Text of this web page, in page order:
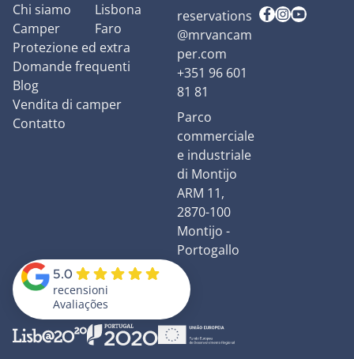
Chi siamo
Camper
Protezione ed extra
Domande frequenti
Blog
Vendita di camper
Contatto
Lisbona
Faro
reservations
@mrvancam
per.com
+351 96 601
81 81
Parco
commerciale
e industriale
di Montijo
ARM 11,
2870-100
Montijo -
Portogallo
5.0
recensioni
Avaliações